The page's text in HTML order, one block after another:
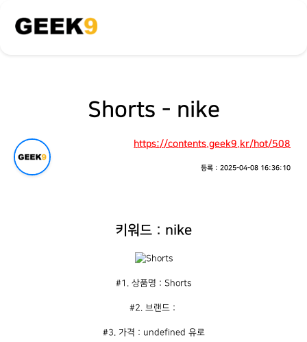
Shorts - nike
https://contents.geek9.kr/hot/508
등록 : 2025-04-08 16:36:10
키워드 : nike
#1. 상품명 : Shorts
#2. 브랜드 :
#3. 가격 : undefined 유로